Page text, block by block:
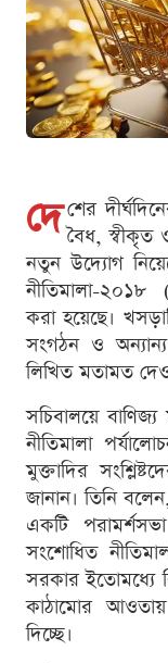
দে শের
বৈধ, স্বীকৃত
নতুন উদ্যোগ
নীতিমালা-
করা হয়েছে।
সংগঠন ও
লিখিত মতামত
সচিবালয়ে
নীতিমালা
মুক্তাদির
জানান। তিনি
একটি
সংশোধিত
সরকার ইতোমধ্যে
কাঠামোর
দিচ্ছে।